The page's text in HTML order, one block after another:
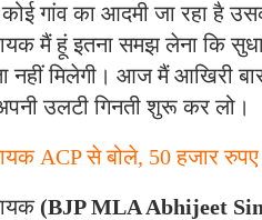
गांव का आदमी जा रहा है
मैं हूं इतना समझ लेना कि
नहीं मिलेगी। आज मैं आखिरी
उलटी गिनती शुरू कर लो।
ACP से बोले, 50 हजार
(BJP MLA Abhijeet